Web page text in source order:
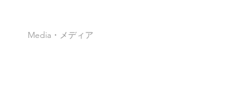
Media・メディア